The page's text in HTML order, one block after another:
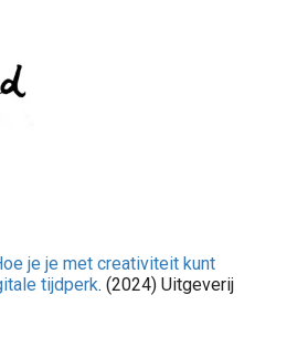
je je met creativiteit kunt
tijdperk. (2024) Uitgeverij